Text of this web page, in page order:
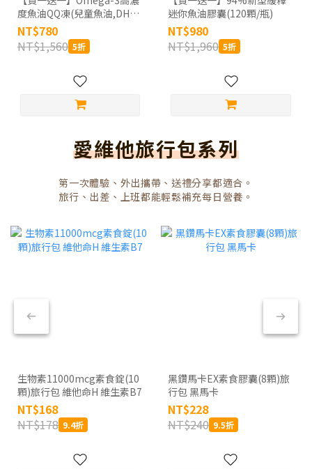
度魚油QQ凍(兒童魚油,DHA,
挪威Concordix專利,好吸收,
無魚腥味) 30顆_共2盒/60天
份
NT$780
NT$1,560 5折
迷你魚油膠囊(120顆/瓶)
NT$980
NT$1,960 5折
愛維他旅行包系列
第一次體驗、外出攜帶、送禮分享都適合。
旅行、出差、上班都能輕鬆補充每日營養。
生物素11000mcg素食錠(10
顆)旅行包 維他命H 維生素B7
NT$168
NT$178 9.4折
黑鑽馬卡EX素食膠囊(8顆)旅
行包 黑馬卡
NT$228
NT$240 9.5折